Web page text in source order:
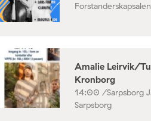
Amalie Leirvik/
Kronborg
14:00 /Sarpsborg
Sarpsborg